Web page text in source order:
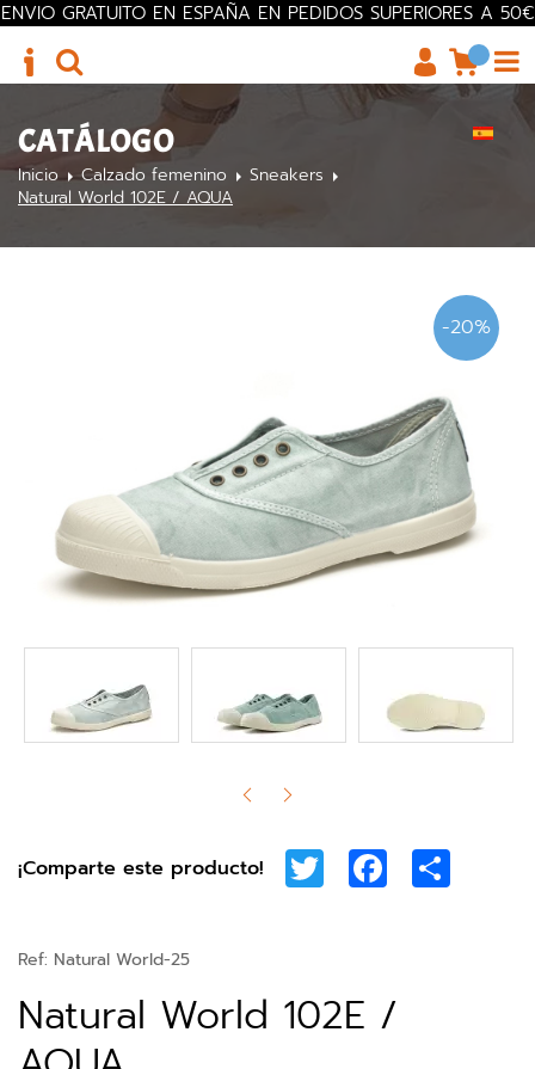
ENVIO GRATUITO EN ESPAÑA EN PEDIDOS SUPERIORES A 50€
CATÁLOGO
Inicio Calzado femenino
Sneakers
Natural World 102E / AQUA
-20%
¡Comparte este producto! Twitter Facebook
Ref: Natural World-25
Natural World 102E /